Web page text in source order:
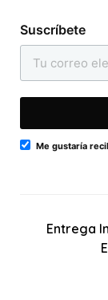
Suscríbete
Me gustaría
Entrega